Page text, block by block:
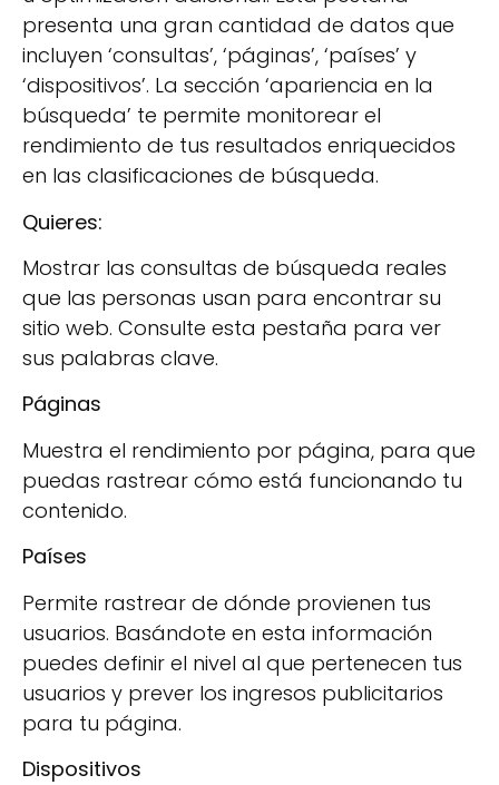
presenta una gran cantidad de datos que
incluyen ‘consultas’, ‘páginas’, ‘países’ y
‘dispositivos’. La sección ‘apariencia en la
búsqueda’ te permite monitorear el
rendimiento de tus resultados enriquecidos
en las clasificaciones de búsqueda.
Quieres:
Mostrar las consultas de búsqueda reales
que las personas usan para encontrar su
sitio web. Consulte esta pestaña para ver
sus palabras clave.
Páginas
Muestra el rendimiento por página, para que
puedas rastrear cómo está funcionando tu
contenido.
Países
Permite rastrear de dónde provienen tus
usuarios. Basándote en esta información
puedes definir el nivel al que pertenecen tus
usuarios y prever los ingresos publicitarios
para tu página.
Dispositivos